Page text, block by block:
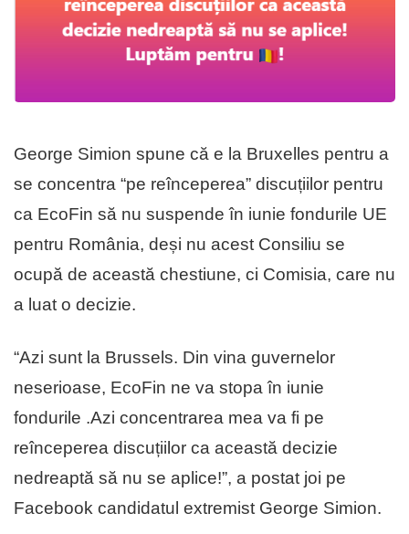
George Simion spune că e la Bruxelles pentru a
se concentra “pe reînceperea” discuțiilor pentru
ca EcoFin să nu suspende în iunie fondurile UE
pentru România, deși nu acest Consiliu se
ocupă de această chestiune, ci Comisia, care nu
a luat o decizie.
“Azi sunt la Brussels. Din vina guvernelor
neserioase, EcoFin ne va stopa în iunie
fondurile .Azi concentrarea mea va fi pe
reînceperea discuțiilor ca această decizie
nedreaptă să nu se aplice!”, a postat joi pe
Facebook candidatul extremist George Simion.